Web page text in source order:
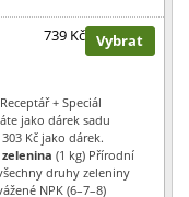
739 Kč Vybrat
+ Speciál
jako dárek sadu
Kč jako dárek.
zelenina (1 kg) Přírodní
druhy zeleniny
NPK (6–7–8)